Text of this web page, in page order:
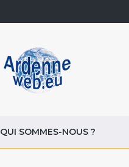
QUI SOMMES-NOUS ?